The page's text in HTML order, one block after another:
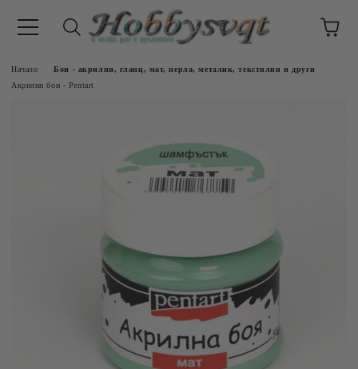
Начало
Бои - акрилни, гланц, мат, перла, металик, текстилни и други
Акрилни бои - Pentart